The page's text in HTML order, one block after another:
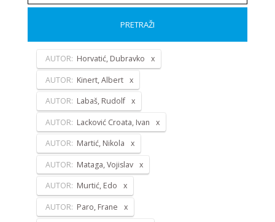
PRETRAŽI
AUTOR: Horvatić, Dubravko
AUTOR: Kinert, Albert
AUTOR: Labaš, Rudolf
AUTOR: Lacković Croata, Ivan
AUTOR: Martić, Nikola
AUTOR: Mataga, Vojislav
AUTOR: Murtić, Edo
AUTOR: Paro, Frane